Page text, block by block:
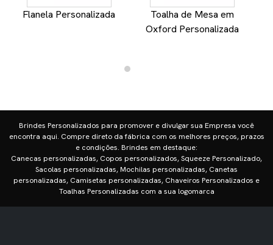
Flanela Personalizada
Toalha de Mesa em
Oxford Personalizada
Brindes Personalizados para promover e divulgar sua Empresa você
encontra aqui. Compre direto da fábrica com os melhores preços, prazos
e condições. Brindes em destaque:
Canecas personalizadas, Copos personalizados, Squeeze Personalizado,
Sacolas personalizadas, Mochilas personalizadas, Canetas
personalizadas, Camisetas personalizadas, Chaveiros Personalizados e
Toalhas Personalizadas com a sua logomarca